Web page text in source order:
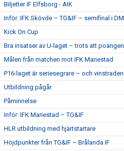
Biljetter IF Elfsborg - AIK
Inför: IFK Skövde – TG&IF – semifinal i DM
Kick On Cup
Bra insatser av U-laget – trots att
Målen från matchen mot IFK Mariestad
P16-laget är seriesegrare – och
Utbildning pågår
Påminnelse
Inför: IFK Mariestad – TG&IF
HLR utbildning med hjärtstartare
Höjdpunkter från TG&IF – Brålanda IF